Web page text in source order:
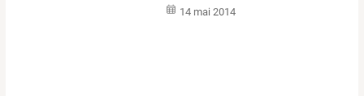
14 mai 2014